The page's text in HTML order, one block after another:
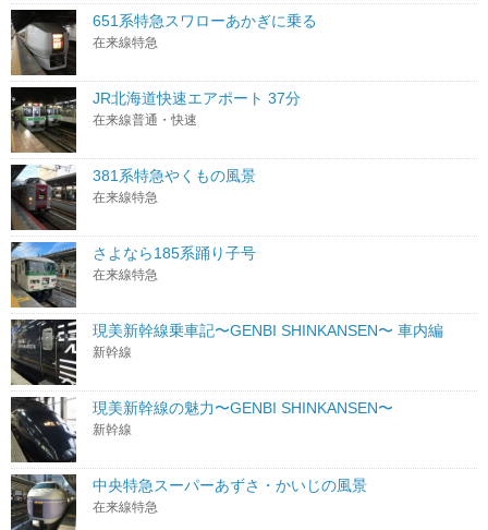
651系特急スワローあかぎに乗る
在来線特急
JR北海道快速エアポート 37分
在来線普通・快速
381系特急やくもの風景
在来線特急
さよなら185系踊り子号
在来線特急
現美新幹線乗車記〜GENBI SHINKANSEN〜 車内編
新幹線
現美新幹線の魅力〜GENBI SHINKANSEN〜
新幹線
中央特急スーパーあずさ・かいじの風景
在来線特急